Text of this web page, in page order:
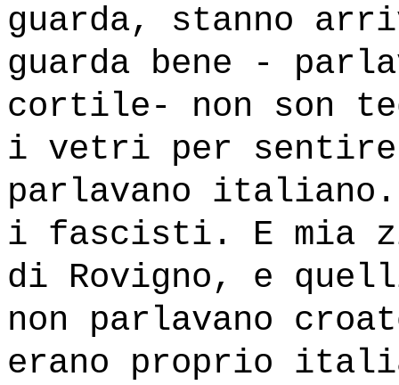
guarda, stanno
guarda bene -
cortile- non son
i vetri per
parlavano
i fascisti. E mia
di Rovigno, e
non parlavano
erano proprio